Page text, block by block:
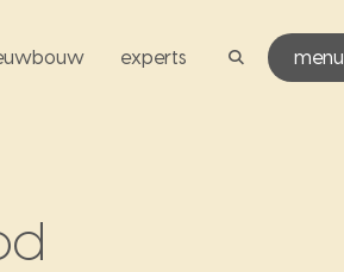
experts menu